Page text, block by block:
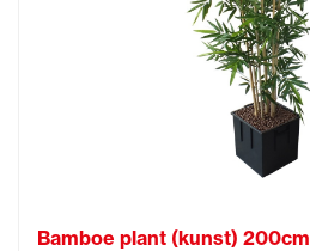
Bamboe plant (kunst) 200cm